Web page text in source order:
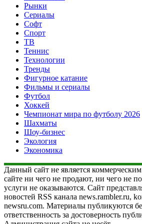
Рынки
Сериалы
Софт
Спорт
ТВ
Теннис
Технологии
Тренды
Фигурное катание
Фильмы и сериалы
Футбол
Хоккей
Чемпионат мира по футболу 2026
Шахматы
Шоу-бизнес
Экология
Экономика
Данный сайт не является
сайте ни чего не продают, ни чего не
услуги не оказываются. Сайт
новостей RSS канала news.rambler.ru,
newsru.com. Материалы публикуются
ответственность за достоверность